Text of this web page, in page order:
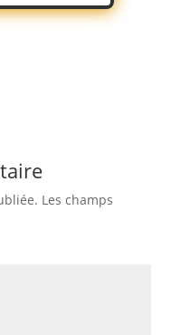
Les champs